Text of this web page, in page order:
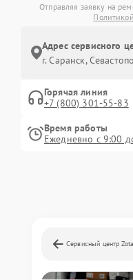
Отправляя заявку на
Адрес сервисного
г. Саранск,
Горячая линия
+7 (800) 301-55-83
Время работы
Ежедневно с 9:00
Сервисный центр